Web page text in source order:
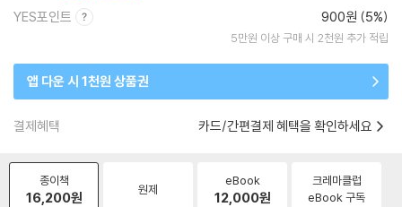
YES포인트 900원 (5%)
5만원 이상 구매 시 2천원 추가 적립
앱 다운 시 1천원 상품권
결제혜택 카드/간편결제 혜택을 확인하세요
종이책
16,200원 원제
eBook
12,000원
크레마클럽
eBook 구독